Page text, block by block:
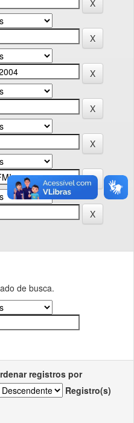
de busca.
registros por
Registro(s)